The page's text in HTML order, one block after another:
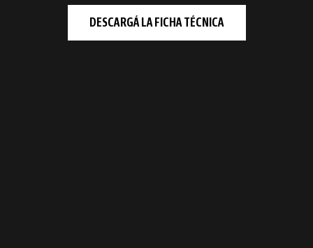
DESCARGÁ LA FICHA TÉCNICA